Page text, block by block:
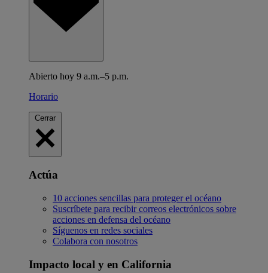
Abierto hoy 9 a.m.–5 p.m.
Horario
Cerrar
Actúa
10 acciones sencillas para proteger el océano
Suscríbete para recibir correos electrónicos sobre
acciones en defensa del océano
Síguenos en redes sociales
Colabora con nosotros
Impacto local y en California